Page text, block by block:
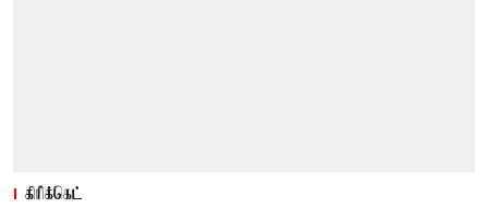
கிரிக்கெட்